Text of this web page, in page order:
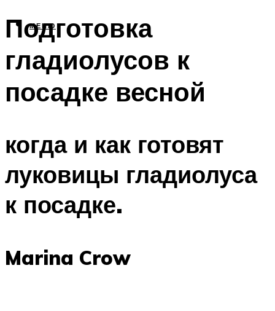
МЕНЮ
Подготовка
гладиолусов к
посадке весной
когда и как готовят
луковицы гладиолуса
к посадке.
Marina Crow